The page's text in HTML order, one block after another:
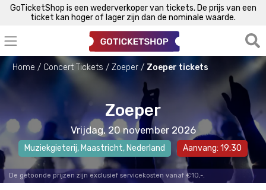
GoTicketShop is een wederverkoper van tickets. De prijs van een
ticket kan hoger of lager zijn dan de nominale waarde.
Home Concert Tickets Zoeper Zoeper tickets
Zoeper
Vrijdag, 20 november 2026
Muziekgieterij, Maastricht, Nederland Aanvang: 19:30
De getoonde prijzen zijn exclusief servicekosten vanaf €10,-.